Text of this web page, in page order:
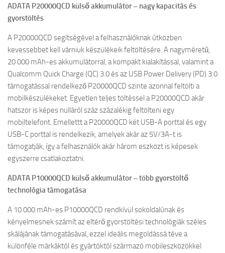
ADATA P20000QCD külső akkumulátor – nagy kapacitás és
gyorstöltés
A P20000QCD segítségével a felhasználóknak útközben
kevessebbet kell várniuk készülékeik feltöltésére. A nagyméretű,
20 000 mAh-es akkumulátorral, a kompakt kialakítással, valamint a
Qualcomm Quick Charge (QC) 3.0 és az USB Power Delivery (PD) 3.0
támogatással rendelkező P20000QCD szinte azonnal feltölti a
mobilkészülékeket. Egyetlen teljes töltéssel a P20000QCD akár
hatszor is képes nulláról száz százalékig feltölteni egy
mobiltelefont. Emellettt a P20000QCD két USB-A porttal és egy
USB-C porttal is rendelkezik, amelyek akár az 5V/3A-t is
támogatják, így a felhasználók akár három eszközt is képesek
egyszerre csatlakoztatni.
ADATA P10000QCD külső akkumulátor – több gyorstöltő
technológia támogatása
A 10 000 mAh-es P10000QCD rendkívül sokoldalúnak és
kényelmesnek számít az eltérő gyorstöltési technológiák széles
skálájának támogatásával, ezzel ideális megoldássá téve a
különféle márkáktól és gyártóktól származó mobileszközökkel